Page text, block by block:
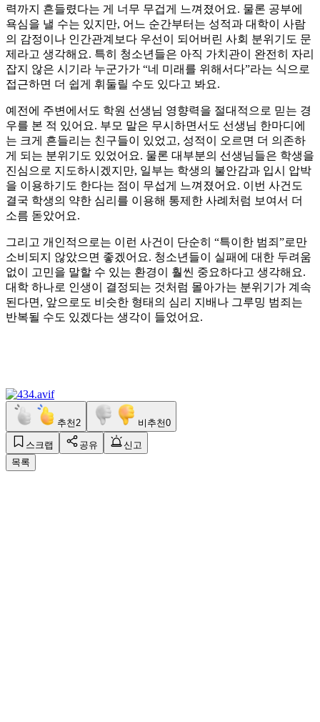
력까지 흔들렸다는 게 너무 무겁게 느껴졌어요. 물론 공부에
욕심을 낼 수는 있지만, 어느 순간부터는 성적과 대학이 사람
의 감정이나 인간관계보다 우선이 되어버린 사회 분위기도 문
제라고 생각해요. 특히 청소년들은 아직 가치관이 완전히 자리
잡지 않은 시기라 누군가가 “네 미래를 위해서다”라는 식으로
접근하면 더 쉽게 휘둘릴 수도 있다고 봐요.
예전에 주변에서도 학원 선생님 영향력을 절대적으로 믿는 경
우를 본 적 있어요. 부모 말은 무시하면서도 선생님 한마디에
는 크게 흔들리는 친구들이 있었고, 성적이 오르면 더 의존하
게 되는 분위기도 있었어요. 물론 대부분의 선생님들은 학생을
진심으로 지도하시겠지만, 일부는 학생의 불안감과 입시 압박
을 이용하기도 한다는 점이 무섭게 느껴졌어요. 이번 사건도
결국 학생의 약한 심리를 이용해 통제한 사례처럼 보여서 더
소름 돋았어요.
그리고 개인적으로는 이런 사건이 단순히 “특이한 범죄”로만
소비되지 않았으면 좋겠어요. 청소년들이 실패에 대한 두려움
없이 고민을 말할 수 있는 환경이 훨씬 중요하다고 생각해요.
대학 하나로 인생이 결정되는 것처럼 몰아가는 분위기가 계속
된다면, 앞으로도 비슷한 형태의 심리 지배나 그루밍 범죄는
반복될 수도 있겠다는 생각이 들었어요.
추천 2 비추천0
스크랩 공유
신고
목록